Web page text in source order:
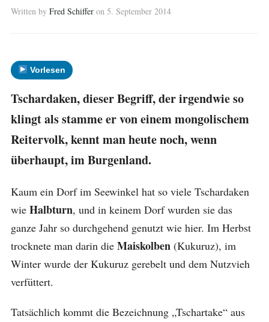
Written by Fred Schiffer on 5. September 2014
Vorlesen
Tschardaken, dieser Begriff, der irgendwie so
klingt als stamme er von einem mongolischem
Reitervolk, kennt man heute noch, wenn
überhaupt, im Burgenland.
Kaum ein Dorf im Seewinkel hat so viele Tschardaken
wie Halbturn, und in keinem Dorf wurden sie das
ganze Jahr so durchgehend genutzt wie hier. Im Herbst
trocknete man darin dieMaiskolben(Kukuruz), im
Winter wurde der Kukuruz gerebelt und dem Nutzvieh
verfüttert.
Tatsächlich kommt die Bezeichnung „Tschartake“ aus